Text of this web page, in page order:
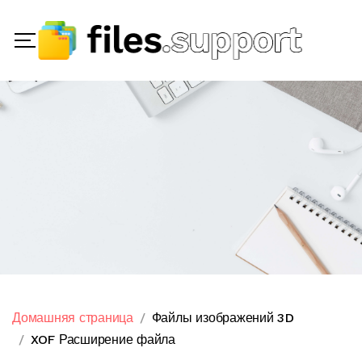
Домашняя страница
Файлы изображений 3D
XOF Расширение файла